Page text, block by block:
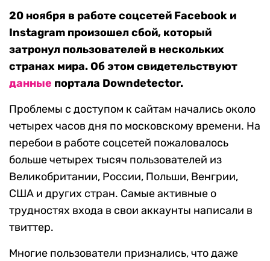
20 ноября в работе соцсетей Facebook и
Instagram произошел сбой, который
затронул пользователей в нескольких
странах мира. Об этом свидетельствуют
данные портала Downdetector.
Проблемы с доступом к сайтам начались около
четырех часов дня по московскому времени. На
перебои в работе соцсетей пожаловалось
больше четырех тысяч пользователей из
Великобритании, России, Польши, Венгрии,
США и других стран. Самые активные о
трудностях входа в свои аккаунты написали в
твиттер.
Многие пользователи признались, что даже